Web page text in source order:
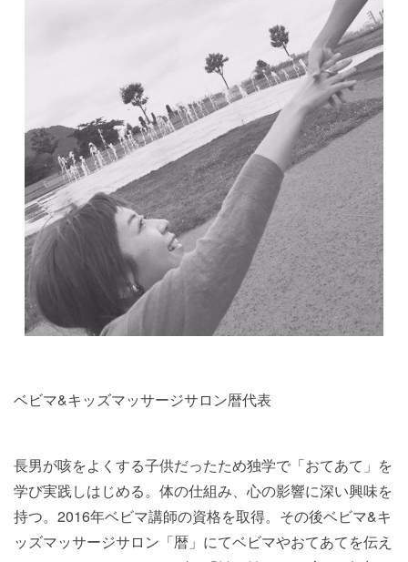
ベビマ&キッズマッサージサロン暦代表
長男が咳をよくする子供だったため独学で「おてあて」を
学び実践しはじめる。体の仕組み、心の影響に深い興味を
持つ。2016年ベビマ講師の資格を取得。その後ベビマ&キ
ッズマッサージサロン「暦」にてベビマやおてあてを伝え